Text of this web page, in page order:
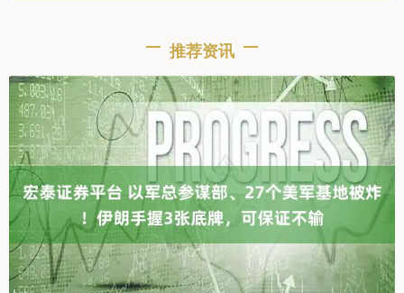
推荐资讯